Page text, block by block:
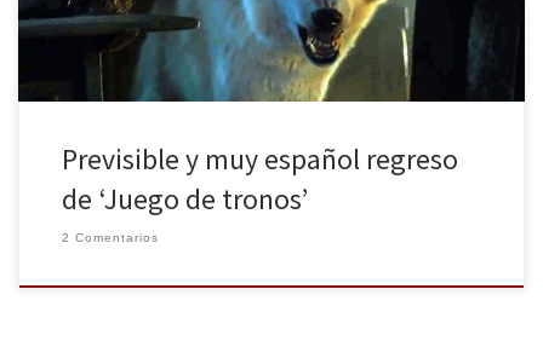
Previsible y muy español regreso
de ‘Juego de tronos’
2 Comentarios